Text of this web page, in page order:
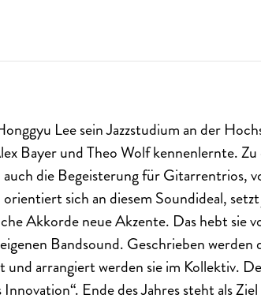
Lee sein Jazzstudium an der
Bayer und Theo Wolf kennenlernte.
die Begeisterung für Gitarrentrios,
orientiert sich an diesem Soundideal,
Akkorde neue Akzente. Das hebt sie
Bandsound. Geschrieben
und arrangiert werden sie im Kollektiv.
Ende des Jahres steht als